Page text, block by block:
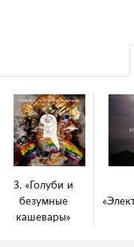
3. «Голуби и
безумные
кашевары»